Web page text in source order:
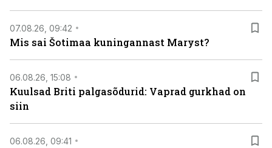
07.08.26, 09:42
Mis sai Šotimaa kuningannast Maryst?
06.08.26, 15:08
Kuulsad Briti palgasõdurid: Vaprad gurkhad on
siin
06.08.26, 09:41